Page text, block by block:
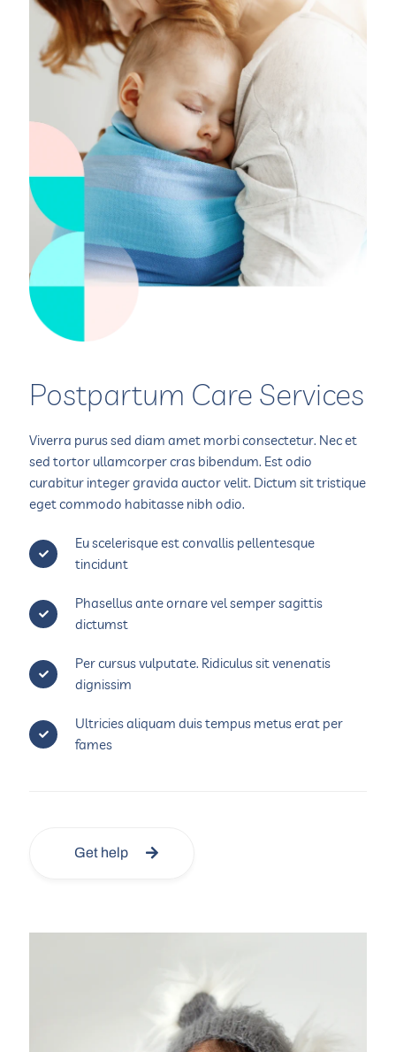
Postpartum Care Services
Viverra purus sed diam amet morbi consectetur. Nec et
sed tortor ullamcorper cras bibendum. Est odio
curabitur integer gravida auctor velit. Dictum sit tristique
eget commodo habitasse nibh odio.
Eu scelerisque est convallis pellentesque
tincidunt
Phasellus ante ornare vel semper sagittis
dictumst
Per cursus vulputate. Ridiculus sit venenatis
dignissim
Ultricies aliquam duis tempus metus erat per
fames
Get help